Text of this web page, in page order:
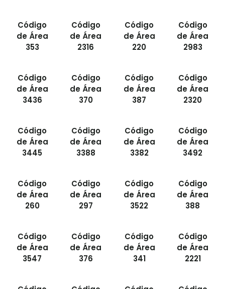
Código
de Área
353
Código
de Área
2316
Código
de Área
220
Código
de Área
2983
Código
de Área
3436
Código
de Área
370
Código
de Área
387
Código
de Área
2320
Código
de Área
3445
Código
de Área
3388
Código
de Área
3382
Código
de Área
3492
Código
de Área
260
Código
de Área
297
Código
de Área
3522
Código
de Área
388
Código
de Área
3547
Código
de Área
376
Código
de Área
341
Código
de Área
2221